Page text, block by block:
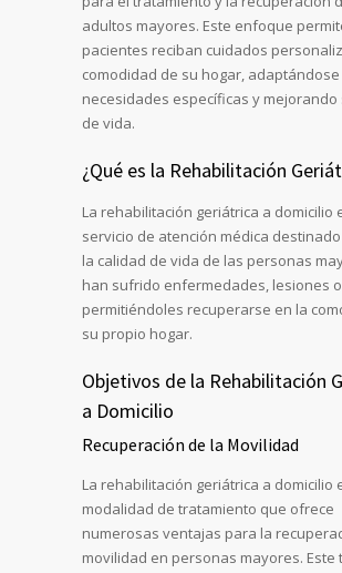
adultos mayores. Este enfoque
pacientes reciban cuidados
comodidad de su hogar, adaptándose
necesidades específicas y mejorando
de vida.
¿Qué es la Rehabilitación
La rehabilitación geriátrica a domicilio
servicio de atención médica
la calidad de vida de las personas
han sufrido enfermedades, lesiones
permitiéndoles recuperarse en la
su propio hogar.
Objetivos de la Rehabilitación
a Domicilio
Recuperación de la Movilidad
La rehabilitación geriátrica a domicilio
modalidad de tratamiento que ofrece
numerosas ventajas para la
movilidad en personas mayores. Este